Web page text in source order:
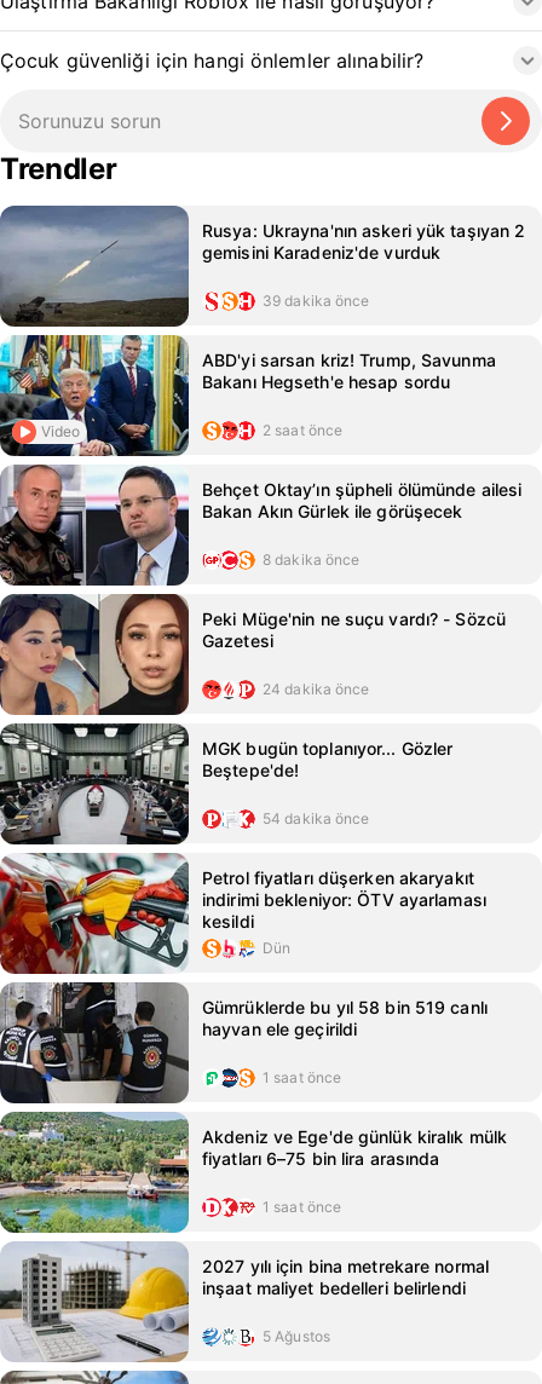
Çocuk güvenliği için hangi önlemler alınabilir?
Trendler
Rusya: Ukrayna'nın askeri yük taşıyan 2
gemisini Karadeniz'de vurduk
39 dakika önce
Video
ABD'yi sarsan kriz! Trump, Savunma
Bakanı Hegseth'e hesap sordu
2 saat önce
Behçet Oktay’ın şüpheli ölümünde ailesi
Bakan Akın Gürlek ile görüşecek
8 dakika önce
Peki Müge'nin ne suçu vardı? - Sözcü
Gazetesi
24 dakika önce
MGK bugün toplanıyor... Gözler
Beştepe'de!
54 dakika önce
Petrol fiyatları düşerken akaryakıt
indirimi bekleniyor: ÖTV ayarlaması
kesildi
Dün
Gümrüklerde bu yıl 58 bin 519 canlı
hayvan ele geçirildi
1 saat önce
Akdeniz ve Ege'de günlük kiralık mülk
fiyatları 6–75 bin lira arasında
1 saat önce
2027 yılı için bina metrekare normal
inşaat maliyet bedelleri belirlendi
5 Ağustos